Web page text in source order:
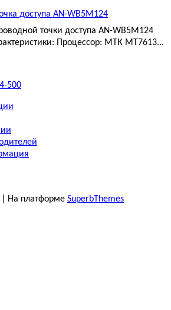
доступа AN-WB5M124
точки доступа AN-WB5M124
Процессор: МТК MT7613...
500
| На платформе SuperbThemes